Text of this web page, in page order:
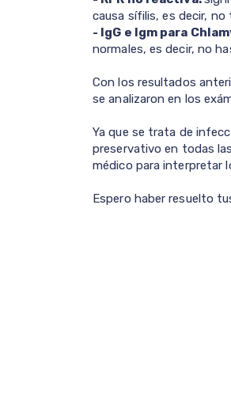
causa sífilis, es decir,
- IgG e Igm para
normales, es decir, no
Con los resultados
se analizaron en los
Ya que se trata de
preservativo en todas
médico para interpretar
Espero haber resuelto